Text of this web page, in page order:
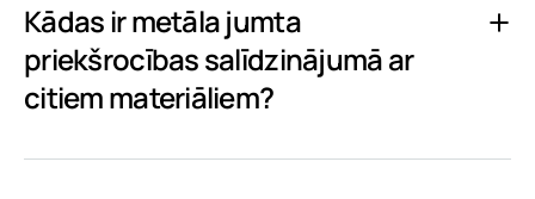
Kādas ir metāla jumta
priekšrocības salīdzinājumā ar
citiem materiāliem?